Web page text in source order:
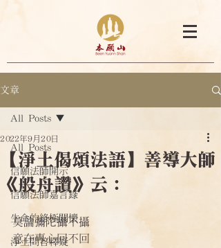
文章
All Posts
信願法師開示
信願法師嘉言錄
生命的終極關懷
淨土問答釋疑
All Posts
【淨土偈頌法語】善導大師
《般舟讚》云：
2022年9月20日
莫論彌陀攝不攝
意在專心回不回